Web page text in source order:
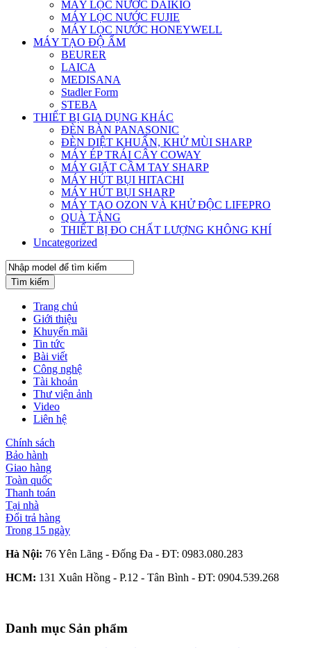
MÁY LỌC NƯỚC DAIKIO
MÁY LỌC NƯỚC FUJIE
MÁY LỌC NƯỚC HONEYWELL
MÁY TẠO ĐỘ ẨM
BEURER
LAICA
MEDISANA
Stadler Form
STEBA
THIẾT BỊ GIA DỤNG KHÁC
ĐÈN BÀN PANASONIC
ĐÈN DIỆT KHUẨN, KHỬ MÙI SHARP
MÁY ÉP TRÁI CÂY COWAY
MÁY GIẶT CẦM TAY SHARP
MÁY HÚT BỤI HITACHI
MÁY HÚT BỤI SHARP
MÁY TẠO OZON VÀ KHỬ ĐỘC LIFEPRO
QUÀ TẶNG
THIẾT BỊ ĐO CHẤT LƯỢNG KHÔNG KHÍ
Uncategorized
Tìm kiếm
Trang chủ
Giới thiệu
Khuyến mãi
Tin tức
Bài viết
Công nghệ
Tài khoản
Thư viện ảnh
Video
Liên hệ
Chính sách
Bảo hành
Giao hàng
Toàn quốc
Thanh toán
Tại nhà
Đổi trả hàng
Trong 15 ngày
Hà Nội: 76 Yên Lãng - Đống Đa - ĐT: 0983.080.283
HCM: 131 Xuân Hồng - P.12 - Tân Bình - ĐT: 0904.539.268
Danh mục Sản phẩm